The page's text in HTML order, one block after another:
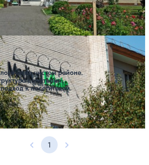
Эстейт
чистом районе.
санатория.
к посетителям.
8 Крытый бассейн Открытый бассейн
мест на выбранные даты
другой вариант
Предыдущая страница
1 Следующая страница